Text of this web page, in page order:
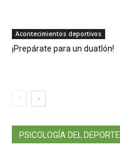
Acontecimientos deportivos
¡Prepárate para un duatlón!
PSICOLOGÍA DEL DEPORTE